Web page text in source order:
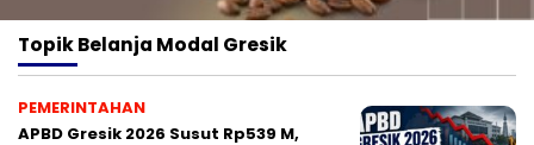
TopikBelanja Modal Gresik
PEMERINTAHAN
APBD Gresik 2026 Susut Rp539 M,